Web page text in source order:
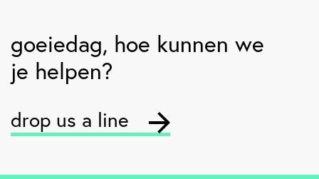
goeiedag, hoe kunnen we
je helpen?
drop us a line